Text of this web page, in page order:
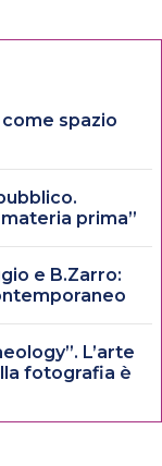
spazio
prima”
e B.Zarro:
L’arte
fotografia è